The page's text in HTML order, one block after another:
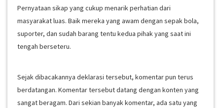
Pernyataan sikap yang cukup menarik perhatian dari
masyarakat luas. Baik mereka yang awam dengan sepak bola,
suporter, dan sudah barang tentu kedua pihak yang saat ini
tengah berseteru.
Sejak dibacakannya deklarasi tersebut, komentar pun terus
berdatangan. Komentar tersebut datang dengan konten yang
sangat beragam. Dari sekian banyak komentar, ada satu yang